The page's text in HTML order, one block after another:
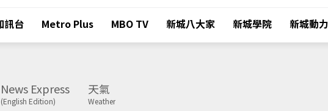
訊台 Metro Plus MBO TV 新城八大家 新城學院 新城動力
News Express
(English Edition)
天氣
Weather